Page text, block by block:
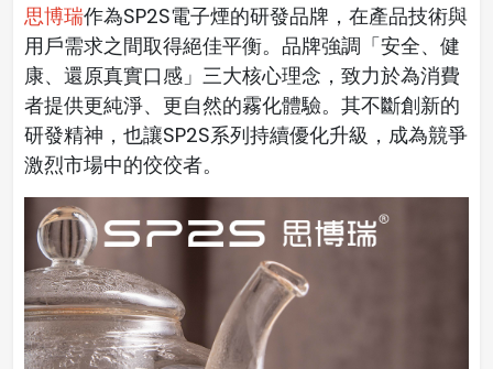
思博瑞作為SP2S電子煙的研發品牌，在產品技術與
用戶需求之間取得絕佳平衡。品牌強調「安全、健
康、還原真實口感」三大核心理念，致力於為消費
者提供更純淨、更自然的霧化體驗。其不斷創新的
研發精神，也讓SP2S系列持續優化升級，成為競爭
激烈市場中的佼佼者。